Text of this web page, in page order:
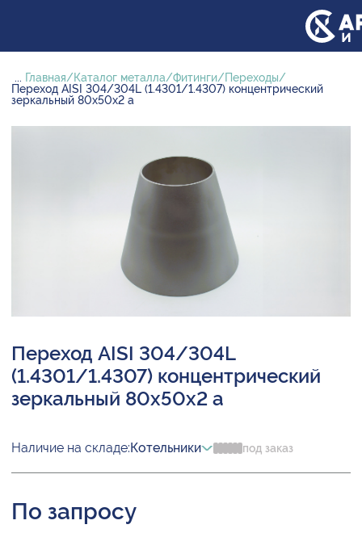
... Главная Каталог металла Фитинги
Переходы
Переход AISI 304/304L (1.4301/1.4307) концентрический
зеркальный 80х50х2 а
Переход AISI 304/304L
(1.4301/1.4307) концентрический
зеркальный 80х50х2 а
Наличие на складе:Котельники под заказ
По запросу